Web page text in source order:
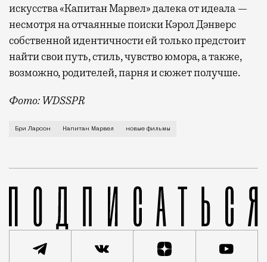
искусства «Капитан Марвел» далека от идеала —
несмотря на отчаянные поиски Кэрол Дэнверс
собственной идентичности ей только предстоит
найти свои путь, стиль, чувство юмора, а также,
возможно, родителей, парня и сюжет получше.
Фото: WDSSPR
Забавно, что, несмотря на прошлогодний
Бри Ларсон Капитан Марвел новые фильмы